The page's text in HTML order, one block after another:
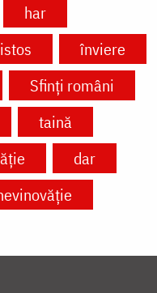
har
înviere
Sfinți români
taină
dar